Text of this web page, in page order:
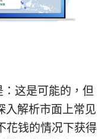
这是可能的，但
入解析市面上常见
花钱的情况下获得